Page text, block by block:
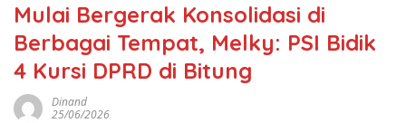
Mulai Bergerak Konsolidasi di
Berbagai Tempat, Melky: PSI Bidik
4 Kursi DPRD di Bitung
Dinand
25/06/2026